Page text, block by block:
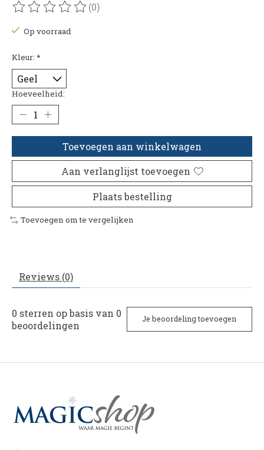
De beoordeling van dit product is
(0)
Op voorraad
Kleur: *
Hoeveelheid:
Toevoegen aan winkelwagen
Aan verlanglijst toevoegen
Plaats bestelling
Toevoegen om te vergelijken
Reviews (0)
0 sterren op basis van 0
beoordelingen
Je beoordeling toevoegen